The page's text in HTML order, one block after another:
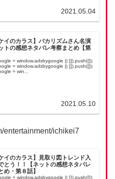
2021.05.04
イのカラス】バカリズムさん名演
トの感想ネタバレ考察まとめ【第
= window.adsbygoogle || []).push({});
= window.adsbygoogle || []).push({});
= win...
2021.05.10
entertainment/ichikei7
イのカラス】見取り図トレンド入
とう！！【ネットの感想ネタバレ
め・第８話】
= window.adsbygoogle || []).push({});